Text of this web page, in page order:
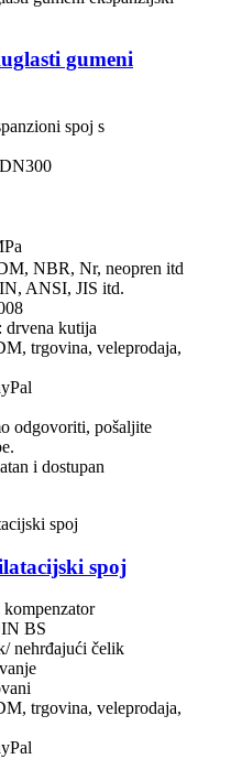
gumeni
spoj s
NBR, Nr, neopren itd
ANSI, JIS itd.
drvena kutija
trgovina, veleprodaja,
odgovoriti, pošaljite
i dostupan
spoj
BS
nehrđajući čelik
trgovina, veleprodaja,